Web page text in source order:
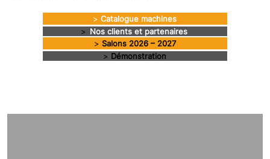
>Catalogue machines
> Nos clients et partenaires
> Salons 2026 – 2027
> Démonstration